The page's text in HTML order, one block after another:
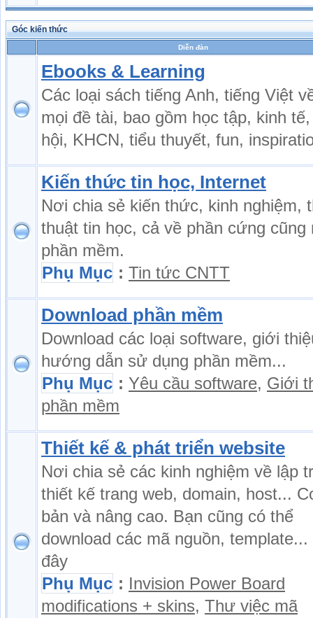
Góc kiến thức
Diễn đàn
Ebooks & Learning
Các loại sách tiếng Anh, tiếng Việt
mọi đề tài, bao gồm học tập, kinh
hội, KHCN, tiểu thuyết, fun,
Kiến thức tin học, Internet
Nơi chia sẻ kiến thức, kinh nghiệm,
thuật tin học, cả về phần cứng cũng
phần mềm.
Phụ Mục : Tin tức CNTT
Download phần mềm
Download các loại software, giới
hướng dẫn sử dụng phần mềm...
Phụ Mục : Yêu cầu software, Giới
phần mềm
Thiết kế & phát triển website
Nơi chia sẻ các kinh nghiệm về lập
thiết kế trang web, domain, host...
bản và nâng cao. Bạn cũng có thể
download các mã nguồn,
đây
Phụ Mục : Invision Power Board
modifications + skins, Thư việc mã